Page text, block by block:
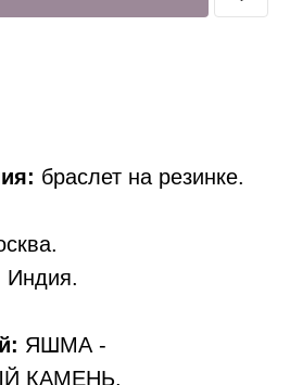
браслет на резинке.
Индия.
ЯШМА -
КАМЕНЬ.